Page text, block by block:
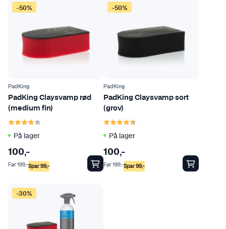
-50%
PadKing
PadKing Claysvamp rød
(medium fin)
Karakter:
På lager
100,-
Spar99,-
Før199,-
-50%
PadKing
PadKing Claysvamp sort
(grov)
Karakter:
På lager
100,-
Spar99,-
Før199,-
-30%